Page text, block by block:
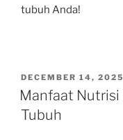
tubuh Anda!
POSTED
ON
DECEMBER 14, 2025
Manfaat Nutrisi
Tubuh